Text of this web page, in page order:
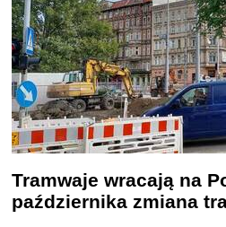
Tramwaje wracają na
października zmiana